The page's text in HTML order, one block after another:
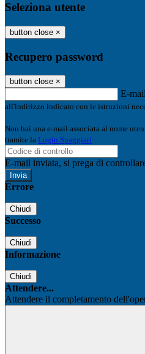
Seleziona utente
button close ×
Recupero password
button close ×
E-mail
all'indirizzo indicato con le istruzioni
Non hai una e-mail associata al nome
tramite la Login Spaggiari
E-mail inviata, si prega di
Errore
Chiudi
Successo
Chiudi
Informazione
Chiudi
Attendere...
Attendere il completamento